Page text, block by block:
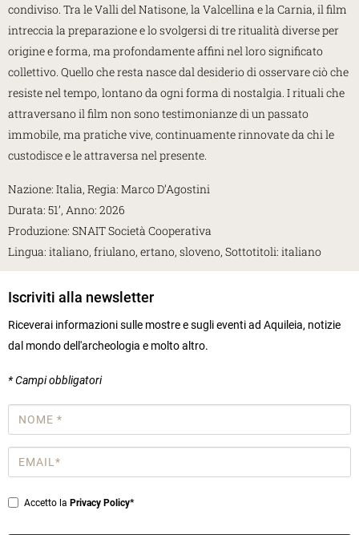
condiviso. Tra le Valli del Natisone, la Valcellina e la Carnia, il film
intreccia la preparazione e lo svolgersi di tre ritualità diverse per
origine e forma, ma profondamente affini nel loro significato
collettivo. Quello che resta nasce dal desiderio di osservare ciò che
resiste nel tempo, lontano da ogni forma di nostalgia. I rituali che
attraversano il film non sono testimonianze di un passato
immobile, ma pratiche vive, continuamente rinnovate da chi le
custodisce e le attraversa nel presente.
Nazione: Italia, Regia: Marco D’Agostini
Durata: 51’, Anno: 2026
Produzione: SNAIT Società Cooperativa
Lingua: italiano, friulano, ertano, sloveno, Sottotitoli: italiano
Iscriviti alla newsletter
Riceverai informazioni sulle mostre e sugli eventi ad Aquileia, notizie
dal mondo dell'archeologia e molto altro.
* Campi obbligatori
Nome
*
Email
*
Privacy
Accetto la Privacy Policy*